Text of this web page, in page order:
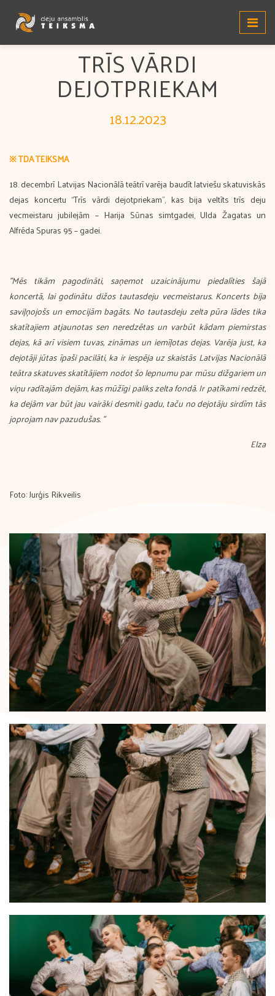
TRĪS VĀRDI
DEJOTPRIEKAM
18.12.2023
※ TDA TEIKSMA
18. decembrī Latvijas Nacionālā teātrī varēja baudīt latviešu skatuviskās
dejas koncertu “Trīs vārdi dejotpriekam”, kas bija veltīts trīs deju
vecmeistaru jubilejām – Harija Sūnas simtgadei, Ulda Žagatas un
Alfrēda Spuras 95 – gadei.
"Mēs tikām pagodināti, saņemot uzaicinājumu piedalīties šajā
koncertā, lai godinātu dižos tautasdeju vecmeistarus. Koncerts bija
saviļņojošs un emocijām bagāts. No tautasdeju zelta pūra lādes tika
skatītajiem atjaunotas sen neredzētas un varbūt kādam piemirstas
dejas, kā arī visiem tuvas, zināmas un iemīļotas dejas. Varēja just, ka
dejotāji jūtas īpaši pacilāti, ka ir iespēja uz skaistās Latvijas Nacionālā
teātra skatuves skatītājiem nodot šo lepnumu par mūsu dižgariem un
viņu radītajām dejām, kas mūžīgi paliks zelta fondā. Ir patīkami redzēt,
ka dejām var būt jau vairāki desmiti gadu, taču no dejotāju sirdīm tās
joprojam nav pazudušas. "
Elza
Foto: Jurģis Rikveilis